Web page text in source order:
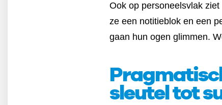
Ook op personeelsvlak
ze een notitieblok en een
gaan hun ogen glimmen.
sleutel tot